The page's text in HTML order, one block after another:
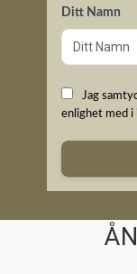
Ditt Namn
Jag
enlighet med